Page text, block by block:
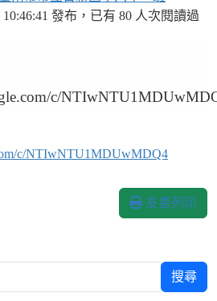
發布，已有 80 人次閱讀過
c/
c/NTIwNTU1MDUwMDQ4
友善列印
搜尋